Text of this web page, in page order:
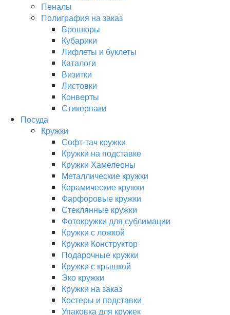
Пеналы
Полиграфия на заказ
Брошюры
Кубарики
Лифлеты и буклеты
Каталоги
Визитки
Листовки
Конверты
Стикерпаки
Посуда
Кружки
Софт-тач кружки
Кружки на подставке
Кружки Хамелеоны
Металлические кружки
Керамические кружки
Фарфоровые кружки
Стеклянные кружки
Фотокружки для сублимации
Кружки с ложкой
Кружки Конструктор
Подарочные кружки
Кружки с крышкой
Эко кружки
Кружки на заказ
Костеры и подставки
Упаковка для кружек